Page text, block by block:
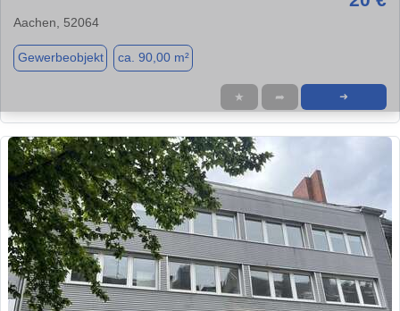
Aachen, 52064
Gewerbeobjekt ca. 90,00 m²
★ ➦ ➜